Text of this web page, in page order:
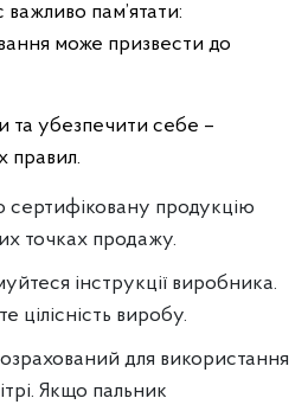
важливо пам’ятати:
може призвести до
убезпечити себе –
правил.
продукцію
точках продажу.
інструкції виробника.
цілісність виробу.
для використання
Якщо пальник